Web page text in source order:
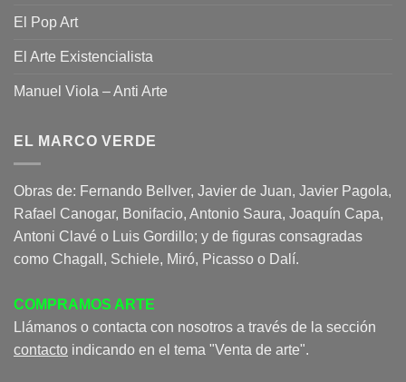
El Pop Art
El Arte Existencialista
Manuel Viola – Anti Arte
EL MARCO VERDE
Obras de: Fernando Bellver, Javier de Juan, Javier Pagola,
Rafael Canogar, Bonifacio, Antonio Saura, Joaquín Capa,
Antoni Clavé o Luis Gordillo; y de figuras consagradas
como Chagall, Schiele, Miró, Picasso o Dalí.
COMPRAMOS ARTE
Llámanos o contacta con nosotros a través de la sección
contacto indicando en el tema "Venta de arte".